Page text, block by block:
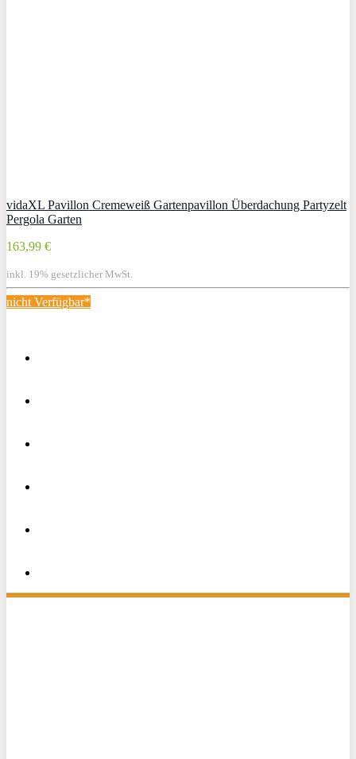
vidaXL Pavillon Cremeweiß Gartenpavillon Überdachung Partyzelt
Pergola Garten
163,99 €
inkl. 19% gesetzlicher MwSt.
nicht Verfügbar*